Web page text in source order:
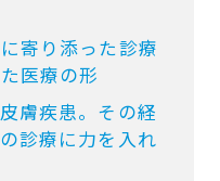
寄り添った診療
医療の形
膚疾患。その経
診療に力を入れ